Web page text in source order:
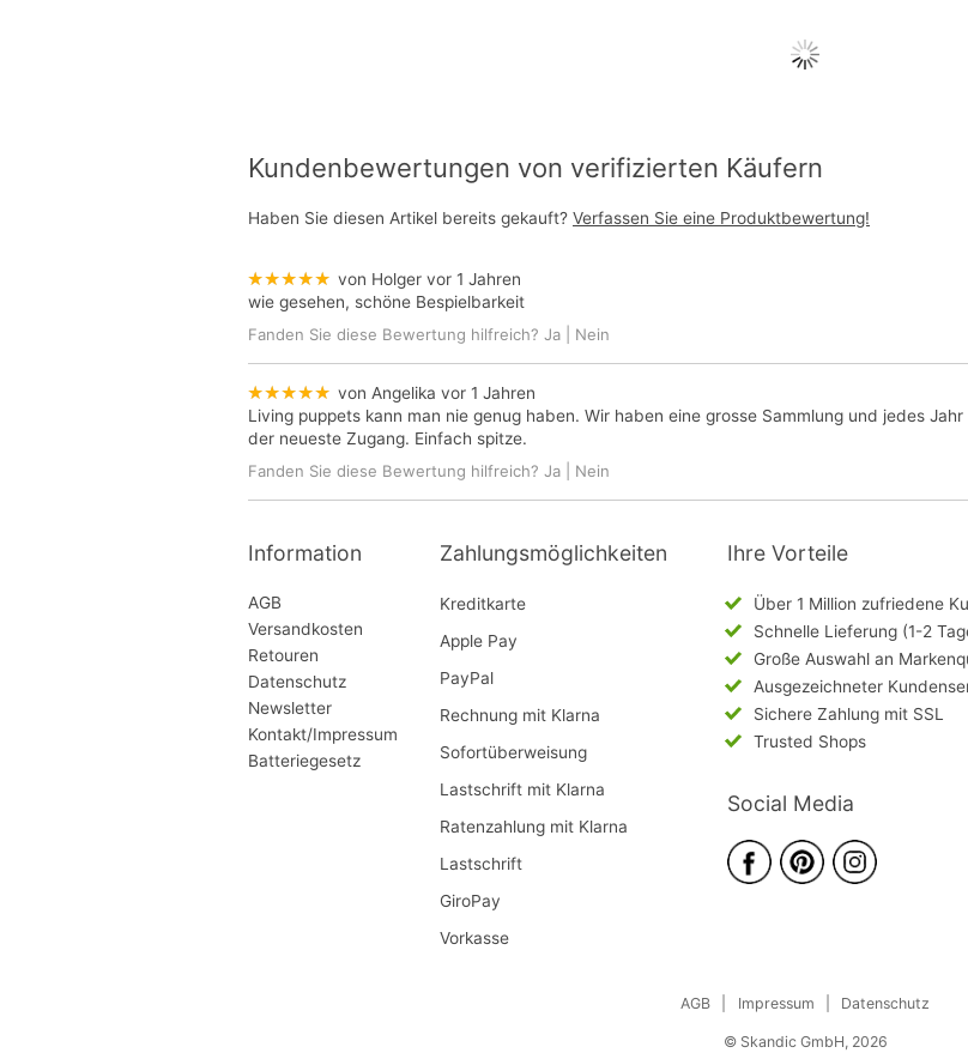
Kundenbewertungen von verifizierten Käufern
Haben Sie diesen Artikel bereits gekauft? Verfassen Sie eine Produktbewertung!
★★★★★ von Holger vor 1 Jahren
wie gesehen, schöne Bespielbarkeit
Fanden Sie diese Bewertung hilfreich? Ja Nein
★★★★★ von Angelika vor 1 Jahren
Living puppets kann man nie genug haben. Wir haben eine grosse Sammlung und jedes
der neueste Zugang. Einfach spitze.
Fanden Sie diese Bewertung hilfreich? Ja Nein
Information
AGB
Versandkosten
Retouren
Datenschutz
Newsletter
Kontakt/Impressum
Batteriegesetz
Zahlungsmöglichkeiten
Kreditkarte
Apple Pay
PayPal
Rechnung mit Klarna
Sofortüberweisung
Lastschrift mit Klarna
Ratenzahlung mit Klarna
Lastschrift
GiroPay
Vorkasse
Ihre Vorteile
Über 1 Million zufriedene
Schnelle Lieferung (1-2
Große Auswahl an
Ausgezeichneter
Sichere Zahlung mit SSL
Trusted Shops
Social Media
AGB Impressum Datenschutz
© Skandic GmbH, 2026